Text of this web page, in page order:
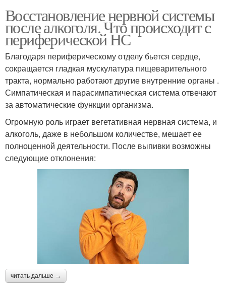
Восстановление нервной системы
после алкоголя. Что происходит с
периферической НС
Благодаря периферическому отделу бьется сердце,
сокращается гладкая мускулатура пищеварительного
тракта, нормально работают другие внутренние органы .
Симпатическая и парасимпатическая система отвечают
за автоматические функции организма.
Огромную роль играет вегетативная нервная система, и
алкоголь, даже в небольшом количестве, мешает ее
полноценной деятельности. После выпивки возможны
следующие отклонения:
читать дальше →